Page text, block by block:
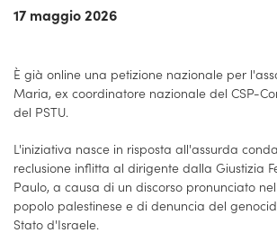
17 maggio 2026
È già online una petizione nazionale per
Maria, ex coordinatore nazionale del CSP-
del PSTU.
L'iniziativa nasce in risposta all'assurda
reclusione inflitta al dirigente dalla Giustizia
Paulo, a causa di un discorso pronunciato
popolo palestinese e di denuncia del
Stato d'Israele.